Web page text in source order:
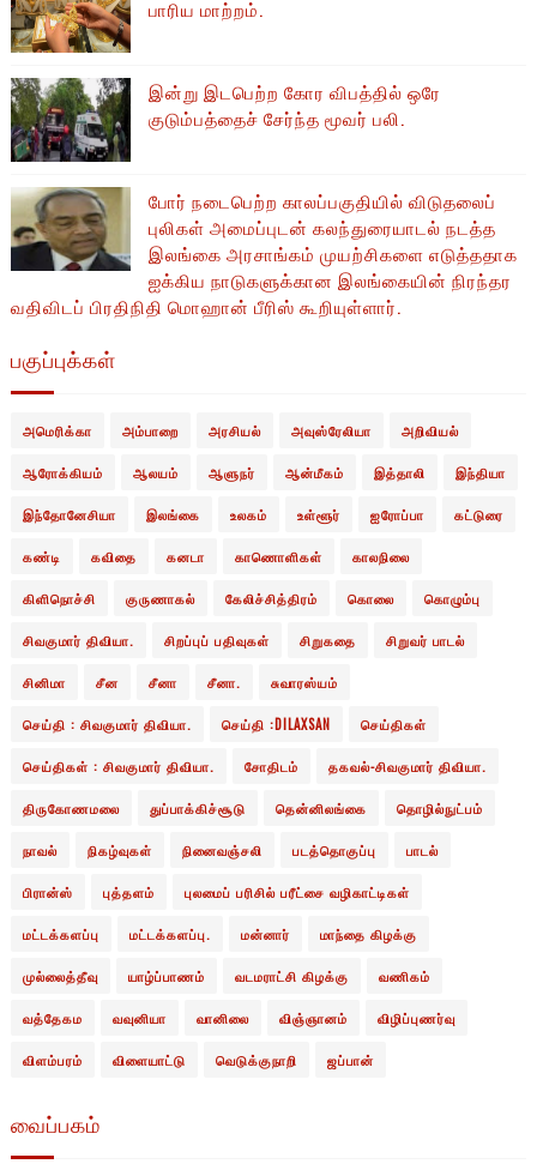
பாரிய மாற்றம்.
இன்று இடபெற்ற கோர விபத்தில் ஒரே
குடும்பத்தைச் சேர்ந்த மூவர் பலி.
போர் நடைபெற்ற காலப்பகுதியில் ​​விடுதலைப்
புலிகள் அமைப்புடன் கலந்துரையாடல் நடத்த
இலங்கை அரசாங்கம் முயற்சிகளை எடுத்ததாக
ஐக்கிய நாடுகளுக்கான இலங்கையின் நிரந்தர
வதிவிடப் பிரதிநிதி மொஹான் பீரிஸ் கூறியுள்ளார்.
பகுப்புக்கள்
அமெரிக்கா அம்பாறை அரசியல் அவுஸ்ரேலியா அறிவியல்
ஆரோக்கியம் ஆலயம் ஆளுநர் ஆன்மீகம் இத்தாலி இந்தியா
இந்தோனேசியா இலங்கை உலகம் உள்ளூர் ஐரோப்பா கட்டுரை
கண்டி கவிதை கனடா காணொளிகள் காலநிலை
கிளிநொச்சி குருணாகல் கேலிச்சித்திரம் கொலை கொழும்பு
சிவகுமார் திவியா. சிறப்புப் பதிவுகள் சிறுகதை சிறுவர் பாடல்
சினிமா சீன சீனா சீனா. சுவாரஸ்யம்
செய்தி : சிவகுமார் திவியா. செய்தி :DILAXSAN செய்திகள்
செய்திகள் : சிவகுமார் திவியா. சோதிடம் தகவல்-சிவகுமார் திவியா.
திருகோணமலை துப்பாக்கிச்சூடு தென்னிலங்கை தொழில்நுட்பம்
நாவல் நிகழ்வுகள் நினைவஞ்சலி படத்தொகுப்பு பாடல்
பிரான்ஸ் புத்தளம் புலமைப் பரிசில் பரீட்சை வழிகாட்டிகள்
மட்டக்களப்பு மட்டக்களப்பு. மன்னார் மாந்தை கிழக்கு
முல்லைத்தீவு யாழ்ப்பாணம் வடமராட்சி கிழக்கு வணிகம்
வத்தேகம வவுனியா வானிலை விஞ்ஞானம் விழிப்புணர்வு
விளம்பரம் விளையாட்டு வெடுக்குநாறி ஜப்பான்
வைப்பகம்